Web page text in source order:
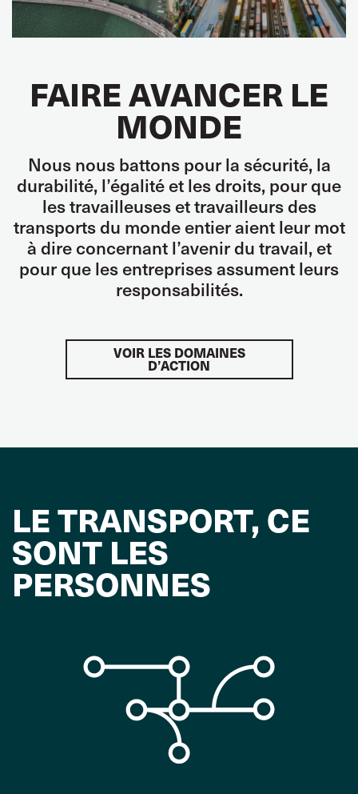
FAIRE AVANCER LE
MONDE
Nous nous battons pour la sécurité, la
durabilité, l’égalité et les droits, pour que
les travailleuses et travailleurs des
transports du monde entier aient leur mot
à dire concernant l’avenir du travail, et
pour que les entreprises assument leurs
responsabilités.
VOIR LES DOMAINES
D’ACTION
LE TRANSPORT, CE
SONT LES
PERSONNES